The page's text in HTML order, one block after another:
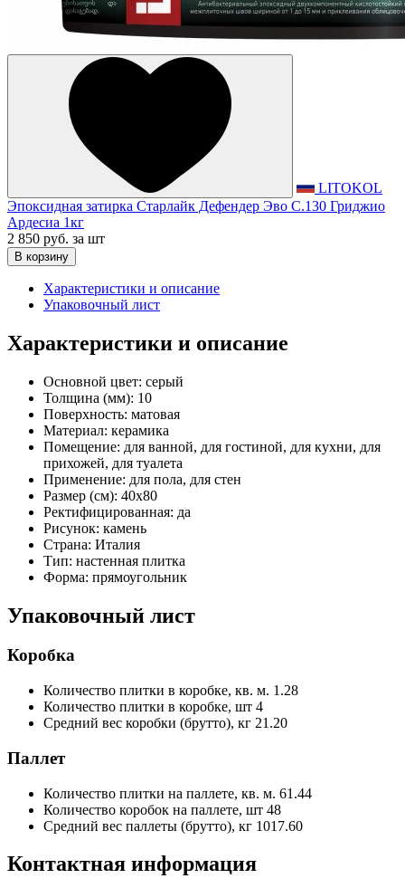
LITOKOL
Эпоксидная затирка Старлайк Дефендер Эво С.130 Гриджио
Ардесиа 1кг
2 850 руб. за шт
В корзину
Характеристики и описание
Упаковочный лист
Характеристики и описание
Основной цвет: серый
Толщина (мм): 10
Поверхность: матовая
Материал: керамика
Помещение: для ванной, для гостиной, для кухни, для
прихожей, для туалета
Применение: для пола, для стен
Размер (см): 40x80
Ректифицированная: да
Рисунок: камень
Страна: Италия
Тип: настенная плитка
Форма: прямоугольник
Упаковочный лист
Коробка
Количество плитки в коробке, кв. м. 1.28
Количество плитки в коробке, шт 4
Средний вес коробки (брутто), кг 21.20
Паллет
Количество плитки на паллете, кв. м. 61.44
Количество коробок на паллете, шт 48
Средний вес паллеты (брутто), кг 1017.60
Контактная информация